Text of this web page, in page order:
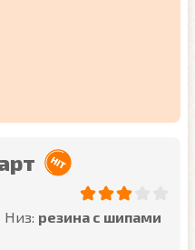
Низ: резина с шипами